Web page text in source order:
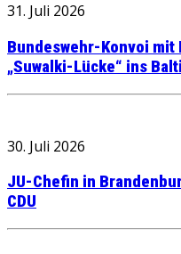
31. Juli 2026
Bundeswehr-Konvoi
„Suwalki-Lücke“ ins
30. Juli 2026
JU-Chefin in
CDU